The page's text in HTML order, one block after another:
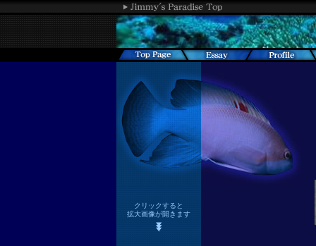
クリックすると
拡大画像が開きます